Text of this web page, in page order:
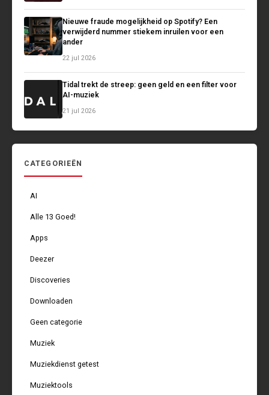
Nieuwe fraude mogelijkheid op Spotify? Een
verwijderd nummer stiekem inruilen voor een
ander
22 jul 2026
Tidal trekt de streep: geen geld en een filter voor
AI-muziek
21 jul 2026
CATEGORIEËN
AI
Alle 13 Goed!
Apps
Deezer
Discoveries
Downloaden
Geen categorie
Muziek
Muziekdienst getest
Muziektools